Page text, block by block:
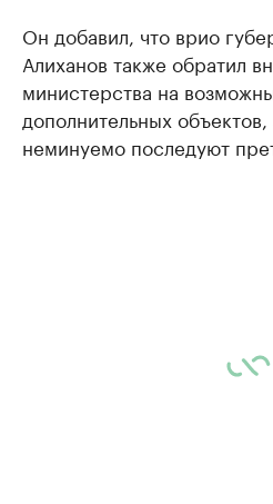
Он добавил, что врио
Алиханов также обратил
министерства на
дополнительных
неминуемо последуют